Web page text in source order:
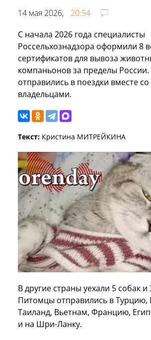
14 мая 2026,
20:54
С начала 2026 года специалисты
Россельхознадзора оформили 8
сертификатов для вывоза
компаньонов за пределы
отправились в поездки вместе
владельцами.
Текст: Кристина МИТРЕЙКИНА
В другие страны уехали 5 собак
Питомцы отправились в Турцию,
Таиланд, Вьетнам, Францию,
и на Шри-Ланку.